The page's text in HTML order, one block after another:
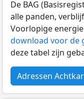
De BAG
alle panden,
Voorlopige
download voor de
deze tabel zijn
Adressen